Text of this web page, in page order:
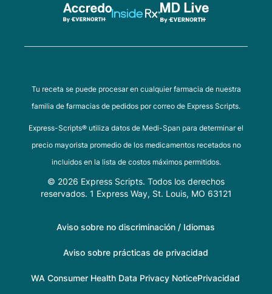
Tu receta se puede procesar en cualquier farmacia de nuestra
familia de farmacias de pedidos por correo de Express Scripts.
Express-Scripts® utiliza datos de Medi-Span para determinar el
precio mayorista promedio de los medicamentos recetados no
incluidos en la lista de costos máximos permitidos.
© 2026 Express Scripts. Todos los derechos
reservados. 1 Express Way, St. Louis, MO 63121
Aviso sobre no discriminación / Idiomas
Aviso sobre prácticas de privacidad
WA Consumer Health Data Privacy NoticePrivacidad